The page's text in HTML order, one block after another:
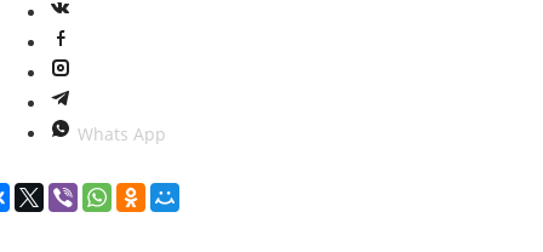
Whats App